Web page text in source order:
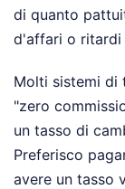
di quanto
d'affari o ritardi
Molti sistemi di
"zero
un tasso di
Preferisco
avere un tasso